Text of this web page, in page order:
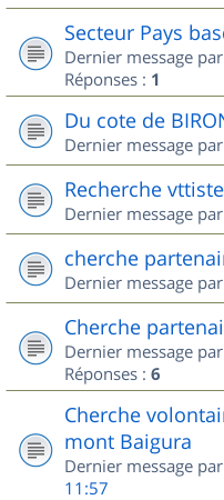
Secteur Pays
Dernier message par
Réponses : 1
Du cote de
Dernier message par
Recherche
Dernier message par
cherche
Dernier message par
Cherche
Dernier message par
Réponses : 6
Cherche
mont Baigura
Dernier message par
11:57